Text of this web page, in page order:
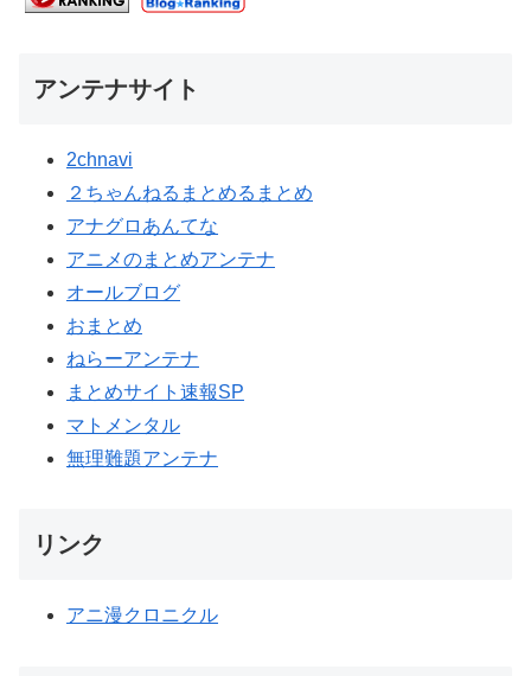
アンテナサイト
2chnavi
２ちゃんねるまとめるまとめ
アナグロあんてな
アニメのまとめアンテナ
オールブログ
おまとめ
ねらーアンテナ
まとめサイト速報SP
マトメンタル
無理難題アンテナ
リンク
アニ漫クロニクル